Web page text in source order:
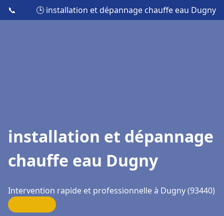
📞 🕒 installation et dépannage chauffe eau Dugny
installation et dépannage
chauffe eau Dugny
Intervention rapide et professionnelle à Dugny (93440)